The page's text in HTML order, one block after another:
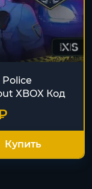
XBOX Код
Купить